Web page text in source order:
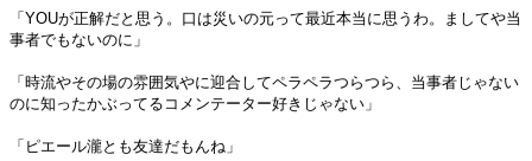
「YOUが正解だと思う。口は災いの元って最近本当に思うわ。ましてや当
事者でもないのに」
「時流やその場の雰囲気やに迎合してペラペラつらつら、当事者じゃない
のに知ったかぶってるコメンテーター好きじゃない」
「ピエール瀧とも友達だもんね」